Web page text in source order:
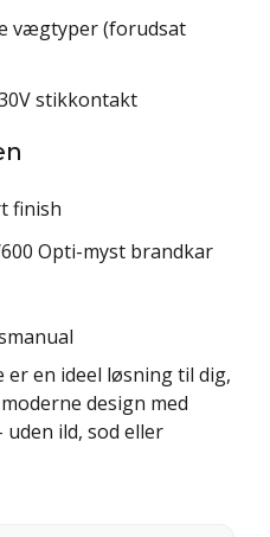
vægtyper (forudsat
stikkontakt
finish
Opti-myst brandkar
er en ideel løsning til dig,
design med
ild, sod eller